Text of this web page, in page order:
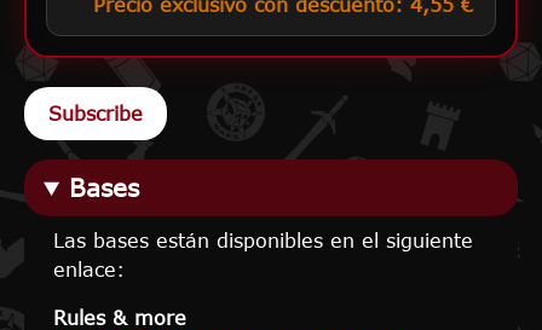
Precio exclusivo con descuento: 4,55 €
Bases
Las bases están disponibles en el siguiente
enlace:
Rules & more